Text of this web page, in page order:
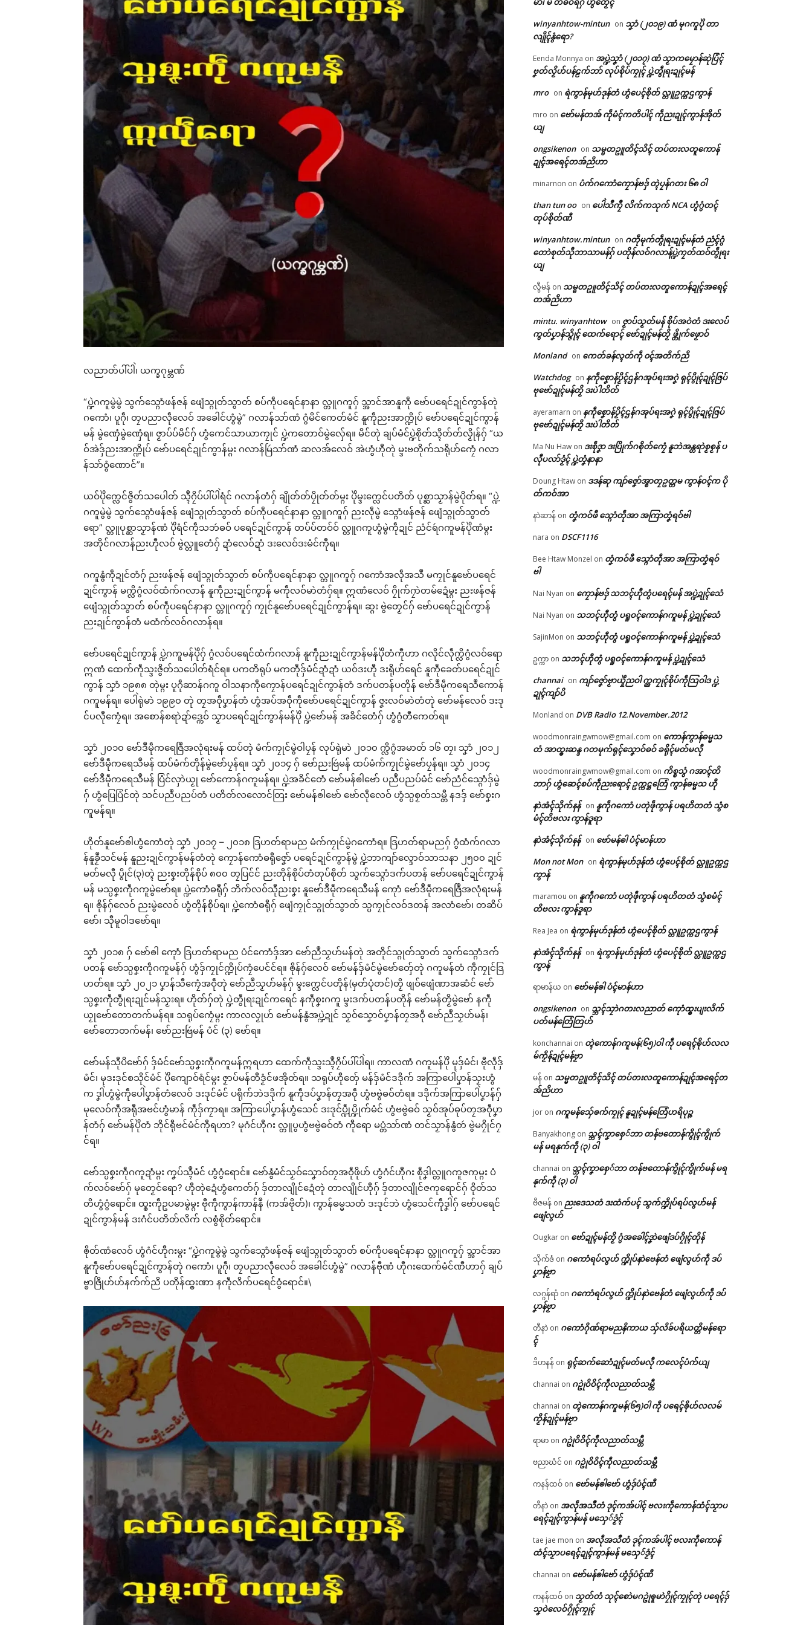
ဌာန်ပရိုၚ်ဗၠးၜးမန်
ပရိုၚ်လက္ကရဴအိုတ်
🏛 လညာတ်ပါ်ပဲါ
ဗွဳဒဳယဵု
ကေတ်အဆက်
© ဌာန်ပရိုၚ်ဗၠးၜးမန်
Related
ပ္ဍဲတ္ၚဲကောန်ဂကူမန် မရနု
က်ကဵု(၇၉)ဝါ ဂှ် မုမုဂွံ
ဏာ ပရဲပရင်၊ မုဂွံ
In "ပရိုၚ်"
တင်တုပ်စိုတ်ပရေင်ဍုင်
ကွာန် မူပထမ(အပြောံ)ဂှ်
ဂကောံဇြဟတ်ပၠန်ဂတး
July 31, 2026
In "ပရိုၚ်"
တင်ရန်တၟအ် တ္ၚဲကောန်ဂ
ကူမန် လ္ပကဵုဗၠးတိတ်အာ
ညိ
လညာတ်ပါ်ပါဲ၊ ယက္ခဂုမ္ဘဏ်
“ပ္ဍဲဂကူမွဲမွဲ သွက်သ္ဂောံဖန်ဇန် ဖျေံသ္ဂုတ်သွာတ် စပ်ကဵုပရေင်နာနာ လ္တူဂကူဂှ် သ္အာင်အာနူကဵု ဗော်ပရေင်ဍုင်ကွာန်တုဲ
ဂကောံ၊ ပူဂဵု၊ တၠပညာလဵုလေဝ် အခေါင်ဟွံမွဲ” ဂလာန်သာ်ဏံ ဂွံမိင်ကေတ်မံင် နူကဵုညးအာက္ဍိုပ် ဗော်ပရေင်ဍုင်ကွာန်
မန် မွဲဏှေံမွဲဏှေံရ။ ဇၟာပ်ပ်မိင်ဂှ် ဟွံကေင်သာယာကၠုင် ပ္ဍဲကတောဝ်မွဲလှ်ေရ။ မိင်တုဲ ချပ်မံင်ပ္ဍဲစိုတ်သ္ၚိတ်တ်လၟိုန်ဂှ် “ယ
ဝ်အဲဒှ်ညးအာက္ဍိုပ် ဗော်ပရေင်ဍုင်ကွာန်မ္ဂး ဂလာန်မြဴသာ်ဏံ ဆလအ်လေဝ် အဲဟွံဟီုတုဲ မ္ဒးဗတိုက်သရိုဟ်ကၠေံ ဂလာ
န်သာ်ဝွံဏောင်”။
ယဝ်ပိုဲက္လေင်ဇွိတ်သပေါတ် သ္ၚဳဂၠိပ်ပါ်ပါဲရံင် ဂလာန်တံဂှ် ချိုတ်တ်ပၠိုတ်တ်မ္ဂး ပိုဲမ္ဒးက္လေင်ပတိတ် ပုစ္ဆာသၟာန်မွဲပိုတ်ရ။ “ပ္ဍဲ
ဂကူမွဲမွဲ သွက်သ္ဂောံဖန်ဇန် ဖျေံသ္ဂုတ်သွာတ် စပ်ကဵုပရေင်နာနာ လ္တူဂကူဂှ် ညးလဵုမွဲ သ္ဂောံဖန်ဇန် ဖျေံသ္ဂုတ်သွာတ်
ရော” လ္တူပုစ္ဆာသၟာန်ဏံ ပိုဲရံင်ကဵုသဘဴဓဝ် ပရေင်ဍုင်ကွာန် တပ်ပ်တဝ်ဝ် လ္တူဂကူဟွံမွဲကဵုဍုင် ညံင်ရဴဂကူမန်ပိုဲဏံမ္ဂး
အတိုင်ဂလာန်ညးဟီုလဝ် ဗွဲလ္တူတေံဂှ် ဍာံလေဝ်ဍာံ ဒးလေဝ်ဒးမံင်ကီုရ။
ဂကူနွံကဵုဍုင်တံဂှ် ညးဖန်ဇန် ဖျေံသ္ဂုတ်သွာတ် စပ်ကဵုပရေင်နာနာ လ္တူဂကူဂှ် ဂကောံအလဵုအသဳ မကၠုင်နူဗော်ပရေင်
ဍုင်ကွာန် မက္လိဂွံလဝ်ထံက်ဂလာန် နူကဵုညးဍုင်ကွာန် မကဵုလဝ်မာဲတံဂှ်ရ။ ဣဏံလေဝ် ဂၠိုက်ဂၠာဲတမ်ဍေံမ္ဂး ညးဖန်ဇန်
ဖျေံသ္ဂုတ်သွာတ် စပ်ကဵုပရေင်နာနာ လ္တူဂကူဂှ် ကၠုင်နူဗော်ပရေင်ဍုင်ကွာန်ရ။ ဆ္ဂး ဗွဲတၟေင်ဂှ် ဗော်ပရေင်ဍုင်ကွာန်
ညးဍုင်ကွာန်တံ မထံက်လဝ်ဂလာန်ရ။
ဗော်ပရေင်ဍုင်ကွာန် ပ္ဍဲဂကူမန်ပိုဲဂှ် ဂွံလဝ်ပရေင်ထံက်ဂလာန် နူကဵုညးဍုင်ကွာန်မန်ပိုဲတံကီုဟာ ဂလိုင်လဵုက္လိဂွံလဝ်ရော
ဣဏံ ထေက်ကဵုသ္ဒးဇွိတ်သပေါတ်ရံင်ရ။ ပကတိရုပ် မကတဵုဒှ်မံင်ဍာံဍာံ ယဝ်ဒးဟီု ဒးရိုဟ်ရေင် နူကဵုခေတ်ပရေင်ဍုင်
ကွာန် သၞာံ ၁၉၈၈ တုဲမ္ဂး ပူဂဵုဆာန်ဂကူ ဝါသနာကဵုကၠောန်ပရေင်ဍုင်ကွာန်တံ ဒက်ပတန်ပတိုန် ဗော်ဒဳမဵုကရေသဳကောန်
ဂကူမန်ရ။ ပေါဲရုဲမာဲ ၁၉၉၀ တုဲ တၠအဝဵုပၞာန်တံ ဟွံအပ်အဝဵုကဵုဗော်ပရေင်ဍုင်ကွာန် ဇၞးလဝ်မာဲတံတုဲ ဗော်မန်လေဝ် ဒးဒု
င်ပလီုကၠေံရ။ အစောန်စရာဲဍာ်ဒ္ကေဝ် သၟာပရေင်ဍုင်ကွာန်မန်ပိုဲ ပ္ဍဲဗော်မန် အခိင်တေံဂှ် ဟွံဂွံတီကေတ်ရ။
သၞာံ ၂၀၁၀ ဗော်ဒဳမဵုကရေဇြဳအလုံရးမန် ထပ်တုဲ မံက်ကၠုင်မွဲဝါပၠန် လုပ်ရုဲမာဲ ၂၀၁၀ က္လိဂွံအမာတ် ၁၆ တၠ၊ သၞာံ ၂၀၁၂
ဗော်ဒဳမဵုကရေသဳမန် ထပ်မံက်တိုန်မွဲဗော်ပၠန်ရ။ သၞာံ ၂၀၁၄ ဂှ် ဗော်ညးဗြဴမန် ထပ်မံက်ကၠုင်မွဲဗော်ပၠန်ရ။ သၞာံ ၂၀၁၄
ဗော်ဒဳမဵုကရေသဳမန် ပြံင်လှာဲယၟု ဗော်ကောန်ဂကူမန်ရ။ ပ္ဍဲအခိင်တေံ ဗော်မန်ၜါဗော် ပညဳပညပ်မံင် ဗော်ညံင်သ္ဂောံဒှ်မွဲ
ဂှ် ဟွံပြေပြံင်တုဲ သင်ပညဳပညပ်တံ ပတိတ်လလောင်တြး ဗော်မန်ၜါဗော် ဗော်လဵုလေဝ် ဟွံသ္ပစၟတ်သမ္တီ နဒဒှ် ဗော်စၞးဂ
ကူမန်ရ။
ဟိုတ်နူဗော်ၜါဟွံကောံတုဲ သၞာံ ၂၀၁၇ – ၂၀၁၈ ဒြဟတ်ရာမည မံက်ကၠုင်မွဲဂကောံရ။ ဒြဟတ်ရာမညဂှ် ဂွံထံက်ဂလာ
န်နူခၟဳသင်မန် နူညးဍုင်ကွာန်မန်တံတုဲ ကၠောန်ကောံဓရီုဇၞော် ပရေင်ဍုင်ကွာန်မွဲ ပ္ဍဲဘာကျာ်လ္ဒောဝ်သာသနာ ၂၅၀၀ ဍုင်
မတ်မလီု ပွိုင်(၃)တ္ၚဲ ညးစၞးတိုန်စိုပ် ၈၀၀ တၠပြင်င် ညးတိုန်စိုပ်တံတုပ်စိုတ် သွက်သ္ဂောံဒက်ပတန် ဗော်ပရေင်ဍုင်ကွာန်
မန် မသ္ပစၞးကဵုဂကူမွဲဗော်ရ။ ပ္ဍဲကောံဓရီုဂှ် ဘိက်လဝ်သီုညးစၞး နူဗော်ဒဳမဵုကရေသဳမန် ကေုာံ ဗော်ဒဳမဵုကရေဇြဳအလုံရးမန်
ရ။ ၜိုန်ဂှ်လေဝ် ညးမွဲလေဝ် ဟွံတိုန်စိုပ်ရ။ ပ္ဍဲကောံဓရီုဂှ် ဖျေံကၠုင်သ္ဂုတ်သွာတ် သ္ပကၠုင်လဝ်ဒတန် အလာံဗော်၊ တဆိပ်
ဗော်၊ သီုမူဝါဒဗော်ရ။
သၞာံ ၂၀၁၈ ဂှ် ဗော်ၜါ ကေုာံ ဒြဟတ်ရာမည ပံင်ကောံဒှ်အာ ဗော်ညဳသၟဟ်မန်တုဲ အတိုင်သ္ဂုတ်သွာတ် သွက်သ္ဂောံဒက်
ပတန် ဗော်သ္ပစၞးကဵုဂကူမန်ဂှ် ဟွံဒှ်ကၠုင်က္ဍိုပ်ကၠံပေင်င်ရ။ ၜိုန်ဂှ်လေဝ် ဗော်မန်ဒှ်မံင်မွဲဗော်တှ်ေတုဲ ဂကူမန်တံ ကဵုကၠုင်ဒြ
ဟတ်ရ။ သၞာံ ၂၀၂၁ ပၞာန်သီကၠေံအဝဵုတုဲ ဗော်ညဳသၟဟ်မန်ဂှ် မ္ဒးက္လေင်ပတိုန်(မှတ်ပုံတင်)တၟိ ဖျဝ်ဖျေံဏာအဆံင် ဗော်
သ္ပစၞးကဵုတွဵုရးဍုင်မန်သၟးရ။ ဟိုတ်ဂှ်တုဲ ပ္ဍဲတွဵုရးဍုင်ကရေင် နကဵုစၞးဂကူ မ္ဒးဒက်ပတန်ပတိုန် ဗော်မန်တၟိမွဲဗော် နကဵု
ယၟုဗော်တောတက်မန်ရ။ သရုပ်ကၠေံမ္ဂး ကာလလၟုဟ် ဗော်မန်နွံအပ္ဍဲဍုင် သၟဝ်သၞောဝ်ပၞာန်တၠအဝဵု ဗော်ညဳသၟဟ်မန်၊
ဗော်တောတက်မန်၊ ဗော်ညးဗြဴမန် ပံင် (၃) ဗော်ရ။
ဗော်မန်သီုပိဗော်ဂှ် ဒှ်မံင်ဗော်သ္ပစၞးကဵုဂကူမန်ဣရဟာ ထေက်ကဵုသ္ဒးသ္ၚဳဂၠိပ်ပါ်ပါဲရ။ ကာလဏံ ဂကူမန်ပိုဲ မုဒှ်မံင်၊ ဗီုလဵုဒှ်
မံင်၊ မုဒးဒုင်စသိုင်မံင် ပိုဲကျောဝ်ရံင်မ္ဂး ဇၟာပ်မန်တီဒၟံင်ဖအိုတ်ရ။ သရုပ်ဟီုတှ်ေ မန်ဒှ်မံင်ဒဒိုက် အကြာပေါဲပၞာန်သၟးဟွံ
က ဒၞါဲဟွံမွဲကဵုပေါဲပၞာန်တံလေဝ် ဒးဒုင်မံင် ပရိုက်ဘဲဒဒိုက် နူကဵုဒပ်ပၞာန်တၠအဝဵု ဟွံဗဗွဲဓဝ်တံရ။ ဒဒိုက်အကြာပေါဲပၞာန်ဂှ်
မုလေဝ်ကဵုအရီုအဗင်ဟွံမာန် ကဵုဒှ်ကၠာရ။ အကြာပေါဲပၞာန်ဟွံသေင် ဒးဒုင်ပ္ဍဵုပ္ဍိုက်မံင် ဟွံဗဗွဲဓဝ် သၟဝ်အုပ်ဓုပ်တၠအဝဵုပၞာ
န်တံဂှ် ဗော်မန်ပိုဲတံ ဘိုင်ရီုဗင်မံင်ကီုရဟာ? မုဂံင်ဟီုဂး လ္တူပွဟွံဗဗွဲဓဝ်တံ ကီုရော မပ္တံသာ်ဏံ တင်သၟာန်နွံတဴ ဗွဲမဂၠိုင်ဂၠ
င်ရ။
ဗော်သ္ပစၞးကဵုဂကူဍာံမ္ဂး ကၞပ်သ္ၚဳမံင် ဟွံဂွံရောင်။ ဗော်နွံမံင်သၟဝ်သၞောဝ်တၠအဝဵုဖိုဟ် ဟွံဂံင်ဟီုဂး စဵုဒၞါလ္တူဂကူဇကုမ္ဂး ပံ
က်လဝ်ဗော်ဂှ် မုတၟေင်ရော? ဟီုတုဲဍေံဟွံကေတ်ဂှ် ဒှ်တာလျိုင်ဍေံတုဲ တာလျိုင်ဟီုဂှ် ဒှ်တာလျိုင်ဇကုရောင်ဂှ် ဝိုတ်သ
တိဟွံဂွံရောင်။ ထ္ၜးကဵုဥပမာမွဲမ္ဂး ဗီုကဵုကွာန်ကာန်နဳ (ကအ်ဗိုတ်)၊ ကွာန်ဓမ္မသတံ ဒးဒုင်ဘဲ ဟွံသေင်ကဵုဒၞါဲဂှ် ဗော်ပရေင်
ဍုင်ကွာန်မန် ဒးဂံင်ပတိတ်လိက် လစွံစိုတ်ရောင်။
ၜိုတ်ဏံလေဝ် ဟွံဂံင်ဟီုဂးမ္ဂး “ပ္ဍဲဂကူမွဲမွဲ သွက်သ္ဂောံဖန်ဇန် ဖျေံသ္ဂုတ်သွာတ် စပ်ကဵုပရေင်နာနာ လ္တူဂကူဂှ် သ္အာင်အာ
နူကဵုဗော်ပရေင်ဍုင်ကွာန်တုဲ ဂကောံ၊ ပူဂဵု၊ တၠပညာလဵုလေဝ် အခေါင်ဟွံမွဲ” ဂလာန်ဗီုဏံ ဟီုဂးထေက်မံင်ဏီဟာဂှ် ချပ်
ဗ္စာဇြိုဟ်ဟ်နက်က်ညိ ပတိုန်ထ္ၜးဏာ နကဵုလိက်ပရေင်ဝွံရောင်။\
winyanhtow-mintun on သၞာံ (၂၀၁၉) ဏံ မုဂကူပိုဲ တာ
လျိုၚ်နွံရော?
Eenda Monnya on အပ္ဍဲသၞာံ (၂၀၁၇) ဏံ သၟာကမၠောန်ဆုဲပြံၚ်
ဗၞတ်လၟိဟ်ပန်ဠက်ဘာ် လုပ်စိုပ်ကၠုၚ် ပ္ဍဲတွဵုရးဍုၚ်မန်
mro on ရဲကွာန်မုဟ်ဒုန်တံ ဟွံပေၚ်စိုတ် လ္တူဥက္ကဌကွာန်
mro on ဗော်မန်တအ် ကဵုမံၚ်ကတိပါၚ် ကဵုညးဍုၚ်ကွာန်အိုတ်
ယျ
ongsikenon on သမ္မတဥူတိၚ်သိၚ် တပ်တးလတူကောန်
ဍုၚ်အရေၚ်တအ်ညိဟာ
minarnon on ပံက်ဂကောံကၠောန်ဗဒှ် တ္ၚဲပၠန်ဂတး ၆၈ ဝါ
than tun oo on ပေါဲသဳကၠဳ လိက်ကသုက် NCA ဟွံဂွံတၚ်
တုပ်စိုတ်ဏီ
winyanhtow.mintun on ဂတဵုမုက်တွဵုရးဍုၚ်မန်တံ ညံၚ်ဂွံ
တောဲစုတ်သီုဘာသာမန်ဂှ် ပတိုန်လဝ်ဂလာန်ပ္ဍဲကၠတ်ထဝ်တွဵုရး
ယျ
လွီမန် on သမ္မတဥူတိၚ်သိၚ် တပ်တးလတူကောန်ဍုၚ်အရေၚ်
တအ်ညိဟာ
mintu. winyanhtow on ဇၟာပ်သၟတ်မန် စိုပ်အဝဲတံ ဒးလေပ်
ကွတ်ပၞာန်သ္ဇိုၚ် ထေက်ရောၚ် ဗော်ဍုၚ်မန်တၟိ ဖ္တိုက်ဖၟောဝ်
Monland on ကေတ်ခန်လ္ၚတ်ကဵု ၀ၚ်အတိက်ညိ
Watchdog on နကဵုစၞောန်ပၟိၚ်ဌန်ဂအုပ်ရးအဂၞဲ ရုၚ်ပွိုၚ်ဍုၚ်ဇြပ်
ဗုဗော်ဍုၚ်မန်တၟိ ဒးပဲါတိတ်
ayeramarn on နကဵုစၞောန်ပၟိၚ်ဌန်ဂအုပ်ရးအဂၞဲ ရုၚ်ပွိုၚ်ဍုၚ်ဇြပ်
ဗုဗော်ဍုၚ်မန်တၟိ ဒးပဲါတိတ်
Ma Nu Haw on ဒးစဵုဒၞာ ဒးပြိုက်ဂစိုတ်ကၠေံ နူဘဲအန္တရာဲစၟစၟန် ပ
လီုပလာ်ဒၟံၚ် ပ္ဍဲတၞံနာနာ
Doung Htaw on ဒဒန်ဆု ကျာ်ဇၞော်အ္စာတၠဥတ္တမ ကွာန်ဝၚ်က ပို
တ်ကဝ်အာ
နာဲဆာန် on တၞံကဝ်ဖီ သ္ဂောံတဵုအာ အကြာတၞံရဝ်ဗါ
nara on DSCF1116
Bee Htaw Monzel on တၞံကဝ်ဖီ သ္ဂောံတဵုအာ အကြာတၞံရဝ်
ဗါ
Nai Nyan on ကၠောန်ဗဒှ် သဘၚ်ဟီုတွံပရေၚ်မန် အပ္ဍဲဍုၚ်သေံ
Nai Nyan on သဘၚ်ဟီုတွံ ပရူဝၚ်ကောန်ဂကူမန် ပ္ဍဲဍုၚ်သေံ
SajinMon on သဘၚ်ဟီုတွံ ပရူဝၚ်ကောန်ဂကူမန် ပ္ဍဲဍုၚ်သေံ
ဥက္ကာ on သဘၚ်ဟီုတွံ ပရူဝၚ်ကောန်ဂကူမန် ပ္ဍဲဍုၚ်သေံ
channai on ကျာ်ဇၞော်ဗၟာယှိုဲညဝါ က္ညကၠုၚ်စိုပ်ကဵုသြဝါဒ ပ္ဍဲ
ဍုၚ်ကျာ်ပိ
Monland on DVB Radio 12.November.2012
woodmonraingwmow@gmail.com on ကောန်ကွာန်ဓမ္မသ
တံ အာထ္ၜးဆန္ဒ ဂတမုက်ရုၚ်သၞောဝ်ဓဝ် ခရိုၚ်မတ်မလီု
woodmonraingwmow@gmail.com on ကိစ္စသွံ ဂအာၚ်တိ
ဘာဂှ် ဟွံဆေၚ်စပ်ကဵုညးရောၚ် ဥက္ကဋ္ဌတြေံ ကွာန်ဓမ္မသ ဟီု
နာဲအံၚ်သိုက်နန် on နူကဵုဂကောံ ပတုဲဖဵုကွာန် ပရဟိတတံ သွံစ
မံၚ်တိဗလး ကွာန်ဒူရာ
နာဲအံၚ်သိုက်နန် on ဗော်မန်ၜါ ပံၚ်မာန်ဟာ
Mon not Mon on ရဲကွာန်မုဟ်ဒုန်တံ ဟွံပေၚ်စိုတ် လ္တူဥက္ကဌ
ကွာန်
maramou on နူကဵုဂကောံ ပတုဲဖဵုကွာန် ပရဟိတတံ သွံစမံၚ်
တိဗလး ကွာန်ဒူရာ
Rea Jea on ရဲကွာန်မုဟ်ဒုန်တံ ဟွံပေၚ်စိုတ် လ္တူဥက္ကဌကွာန်
နာဲအံၚ်သိုက်နန် on ရဲကွာန်မုဟ်ဒုန်တံ ဟွံပေၚ်စိုတ် လ္တူဥက္ကဌ
ကွာန်
ရာမာန်ယ on ဗော်မန်ၜါ ပံၚ်မာန်ဟာ
ongsikenon on သ္ဘၚ်သၠာဲဂတးလညာတ် ကေုာံထ္ၜးပျးလိက်
ပတ်မန်တြေံတြဟ်
konchannai on တ္ၚဲကောန်ဂကူမန်(၆၅)ဝါ ကဵု ပရေၚ်ၜိုဟ်လလ
မ်ကၟိန်ဍုၚ်မန်ဗၟာ
မန် on သမ္မတဥူတိၚ်သိၚ် တပ်တးလတူကောန်ဍုၚ်အရေၚ်တ
အ်ညိဟာ
jor on ဂကူမန်​သှ်ေၜက်ကၠုၚ် နူဍုၚ်မန်တြေံဟရိပုဉ္ဇ
Banyakhong on သ္ဘၚ်ကၞာစှေ်ဘာ တန်ဗတောန်ကွိုၚ်ကွိုက်
မန် မရနုက်ကဵု (၃) ဝါ
channai on သ္ဘၚ်ကၞာစှေ်ဘာ တန်ဗတောန်ကွိုၚ်ကွိုက်မန် မရ
နုက်ကဵု (၃) ဝါ
ဗီဇမန် on ညးဒေသတံ ဒးထံက်ပၚ် သွက်က္ဍိုပ်ရပ်လွဟ်မန်
ဖျေံလွဟ်
Ougkar on ဗော်ဍုၚ်မန်တၟိ ဂွံအခေါၚ်ဒၞာဲဖျေံဒပ်ဂၠိုၚ်တိုန်
သိုက်ဇံ on ဂကောံရပ်လွဟ် က္ဍိုပ်နာဲဗေန်တံ ဖျေံလွဟ်ကဵု ဒပ်
ပၞာန်ဗၟာ
လဂ္ဂန်ရာံ on ဂကောံရပ်လွဟ် က္ဍိုပ်နာဲဗေန်တံ ဖျေံလွဟ်ကဵု ဒပ်
ပၞာန်ဗၟာ
တီနာဲ on ဂကောံဂိုဏ်ရာမညနိကာယ သှ်လိခ်ပရိယတ္တိမန်ရော
ၚ်
ဒိဟနန် on ရုၚ်ဆက်ဆောံဍုၚ်မတ်မလီု ကလေၚ်ပံက်ယျ
channai on ဂဥုဲဝိဝိၚ်ကဵုလညာတ်သမ္တီ
channai on တ္ၚဲကောန်ဂကူမန်(၆၅)ဝါ ကဵု ပရေၚ်ၜိုဟ်လလမ်
ကၟိန်ဍုၚ်မန်ဗၟာ
ရာမာ on ဂဥုဲဝိဝိၚ်ကဵုလညာတ်သမ္တီ
ဗညာဃံင် on ဂဥုဲဝိဝိၚ်ကဵုလညာတ်သမ္တီ
ကနန်ထဝ် on ဗော်မန်ၜါဗော် ဟွံဒှ်ပံၚ်ဏီ
တီနာဲ on အလဵုအသဳတံ ဒုၚ်ကအ်ပါၚ် ဗလးကဵုကောန်ထံၚ်သၟာပ
ရေၚ်ဍုၚ်ကွာန်မန် မသှေ်ဒၟံၚ်
tae jae mon on အလဵုအသဳတံ ဒုၚ်ကအ်ပါၚ် ဗလးကဵုကောန်
ထံၚ်သၟာပရေၚ်ဍုၚ်ကွာန်မန် မသှေ်ဒၟံၚ်
channai on ဗော်မန်ၜါဗော် ဟွံဒှ်ပံၚ်ဏီ
ကနန်ထဝ် on သၟတ်တံ သုၚ်စောဲမဂဥုဲၜူမာဲဂၠိုၚ်ကၠုၚ်တုဲ ပရေၚ်ဒှ်
သၞဝဲလေဝ်ဂၠိုၚ်ကၠုၚ်